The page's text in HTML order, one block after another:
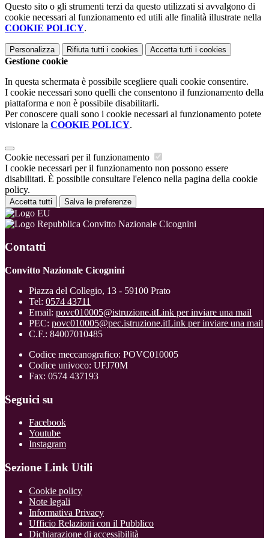
Questo sito o gli strumenti terzi da questo utilizzati si avvalgono di
cookie necessari al funzionamento ed utili alle finalità illustrate nella
COOKIE POLICY.
Personalizza Rifiuta tutti i cookies Accetta tutti i cookies
Gestione cookie
In questa schermata è possibile scegliere quali cookie consentire.
I cookie necessari sono quelli che consentono il funzionamento della
piattaforma e non è possibile disabilitarli.
Per conoscere quali sono i cookie necessari al funzionamento potete
visionare la COOKIE POLICY.
Cookie necessari per il funzionamento
I cookie necessari per il funzionamento non possono essere
disabilitati. È possibile consultare l'elenco nella pagina della cookie
policy.
Accetta tutti Salva le preferenze
Convitto Nazionale Cicognini
Contatti
Convitto Nazionale Cicognini
Piazza del Collegio, 13 - 59100 Prato
Tel: 0574 43711
Email: povc010005@istruzione.itLink per inviare una mail
PEC: povc010005@pec.istruzione.itLink per inviare una mail
C.F.: 84007010485
Codice meccanografico: POVC010005
Codice univoco: UFJ70M
Fax: 0574 437193
Seguici su
Facebook
Youtube
Instagram
Sezione Link Utili
Cookie policy
Note legali
Informativa Privacy
Ufficio Relazioni con il Pubblico
Dichiarazione di accessibilità